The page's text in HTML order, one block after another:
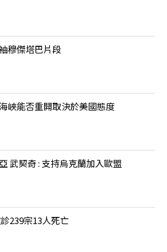
穆傑塔巴片段
峽能否重開取決於美國態度
武契奇 : 支持烏克蘭加入歐盟
239宗13人死亡